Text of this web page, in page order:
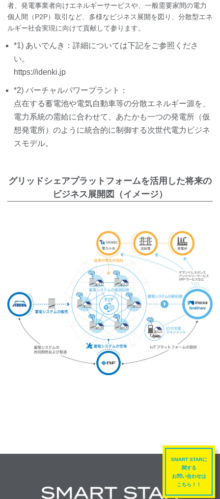
者、発電事業者向けエネルギーサービスや、一般需要家間の電力
個人間（P2P）取引など、多様なビジネス展開を図り、分散型エネ
ルギー社会実現に向けて貢献して参ります。
*1) あいでんき：詳細については下記をご参照くださ
い。
https://idenki.jp
*2) バーチャルパワープラント：
点在する蓄電池や電気自動車等の分散エネルギー源を、
電力系統の需給に合わせて、あたかも一つの発電所（仮
想発電所）のように統合的に制御する次世代電力ビジネ
スモデル。
グリッドシェアプラットフォームを活用した将来の
ビジネス展開図（イメージ）
SMART STARに
関する
お問い合わせは
こちら！！